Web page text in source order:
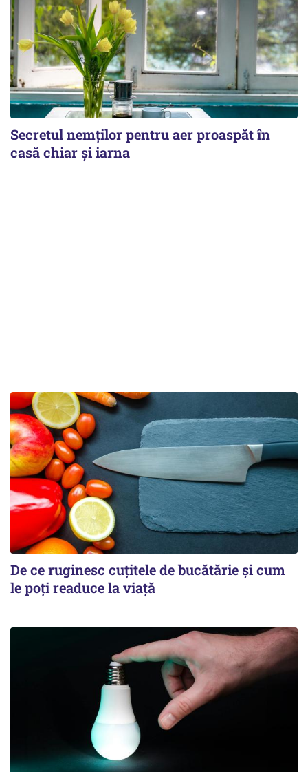
Secretul nemților pentru aer proaspăt în
casă chiar și iarna
De ce ruginesc cuțitele de bucătărie și cum
le poți readuce la viață